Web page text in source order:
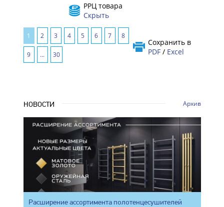
РРЦ товара
Скрыть
Сохранить в
PDF/ Excel
1 2 3 4 5 6 7 8
9 ... 30
НОВОСТИ Архив
Расширение ассортимента полотенцесушителей